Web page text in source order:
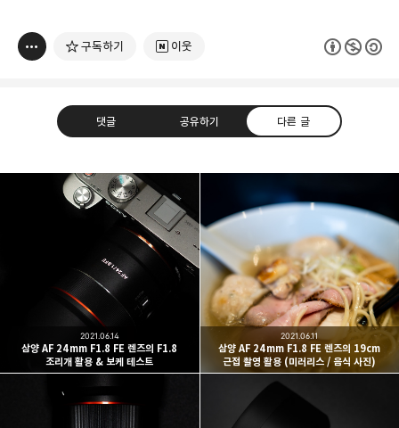
구독하기 이웃
댓글 공유하기 다른 글
분야 크리에이터
여행하고 사진을 찍습니다. 생각을 덧붙입니다.
구독하기
카카오톡 라인 트위터
네이버 블로그
삼양 AF 24mm F1.8 FE 렌즈의 F1.8
조리개 활용 & 보케 테스트
2021.06.14
삼양 AF 24mm F1.8 FE 렌즈의 19cm
근접 촬영 활용 (미러리스 / 음식 사진)
2021.06.11